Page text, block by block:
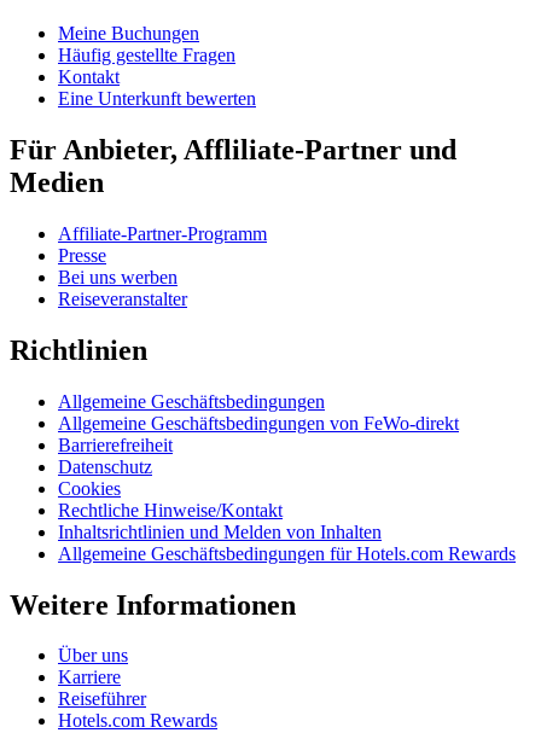
Meine Buchungen
Häufig gestellte Fragen
Kontakt
Eine Unterkunft bewerten
Für Anbieter, Affliliate-Partner und
Medien
Affiliate-Partner-Programm
Presse
Bei uns werben
Reiseveranstalter
Richtlinien
Allgemeine Geschäftsbedingungen
Allgemeine Geschäftsbedingungen von FeWo-direkt
Barrierefreiheit
Datenschutz
Cookies
Rechtliche Hinweise/Kontakt
Inhaltsrichtlinien und Melden von Inhalten
Allgemeine Geschäftsbedingungen für Hotels.com Rewards
Weitere Informationen
Über uns
Karriere
Reiseführer
Hotels.com Rewards